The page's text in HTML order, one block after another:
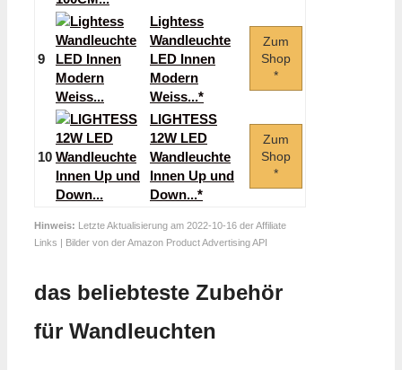
9
Lightess
Wandleuchte
LED Innen
Modern
Weiss...*
Zum
Shop
*
10
LIGHTESS
12W LED
Wandleuchte
Innen Up und
Down...*
Zum
Shop
*
Hinweis: Letzte Aktualisierung am 2022-10-16 der Affiliate
Links | Bilder von der Amazon Product Advertising API
das beliebteste Zubehör
für Wandleuchten